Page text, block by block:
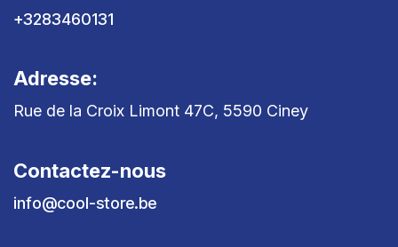
+3283460131
Adresse:
Rue de la Croix Limont 47C, 5590 Ciney
Contactez-nous
info@cool-store.be